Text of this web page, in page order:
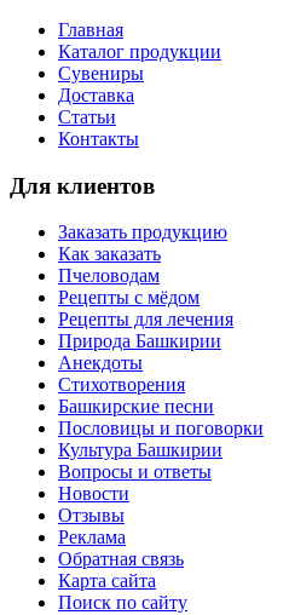
Главная
Каталог продукции
Сувениры
Доставка
Статьи
Контакты
Для клиентов
Заказать продукцию
Как заказать
Пчеловодам
Рецепты с мёдом
Рецепты для лечения
Природа Башкирии
Анекдоты
Стихотворения
Башкирские песни
Пословицы и поговорки
Культура Башкирии
Вопросы и ответы
Новости
Отзывы
Реклама
Обратная связь
Карта сайта
Поиск по сайту